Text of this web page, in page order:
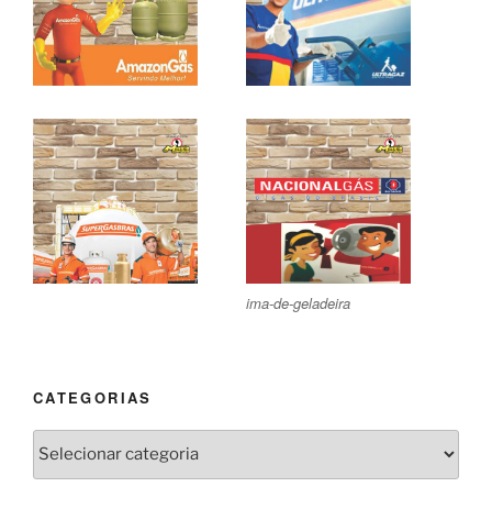
ima-de-geladeira
CATEGORIAS
Categorias